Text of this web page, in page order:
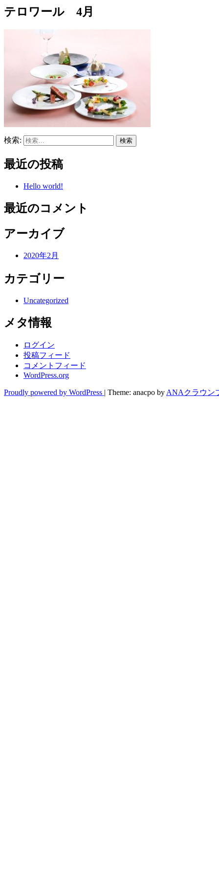
テロワール 4月
検索:
最近の投稿
Hello world!
最近のコメント
アーカイブ
2020年2月
カテゴリー
Uncategorized
メタ情報
ログイン
投稿フィード
コメントフィード
WordPress.org
Proudly powered by WordPress | Theme: anacpo by ANAクラウン